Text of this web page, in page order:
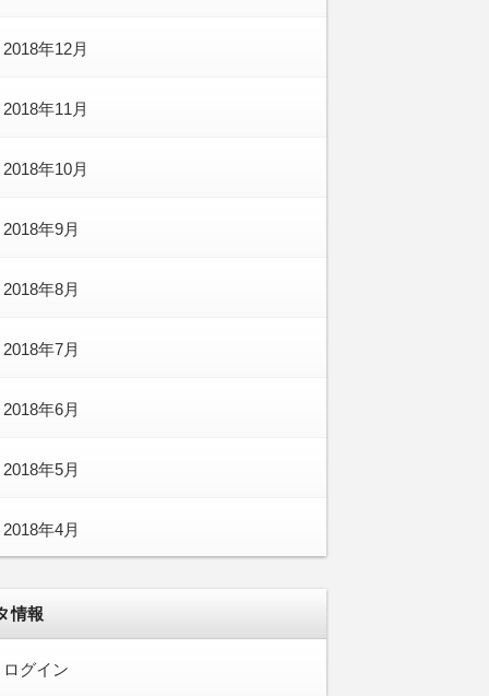
2018年12月
2018年11月
2018年10月
2018年9月
2018年8月
2018年7月
2018年6月
2018年5月
2018年4月
情報
ログイン